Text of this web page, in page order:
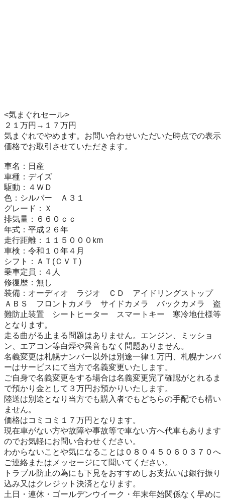
<気まぐれセール>
２１万円→１７万円
気まぐれでやめます。お問い合わせいただいた時点での表示
価格でお取引させていただきます。
車名：日産
車種：デイズ
駆動：４ＷＤ
色：シルバー　Ａ３１
グレード：Ｘ
排気量：６６０ｃｃ
年式：平成２６年
走行距離：１１５０００km
車検：令和１０年４月
シフト：ＡＴ(ＣＶＴ)
乗車定員：４人
修復歴：無し
装備：オーディオ　ラジオ　ＣＤ　アイドリングストップ
ＡＢＳ　フロントカメラ　サイドカメラ　バックカメラ　盗
難防止装置　シートヒーター　スマートキー　寒冷地仕様等
となります。
走る曲がる止まる問題はありません。エンジン、ミッショ
ン、エアコン等白煙や異音もなく問題ありません。
名義変更は札幌ナンバー以外は別途一律１万円、札幌ナンバ
ーはサービスにて当方で名義変更いたします。
ご自身で名義変更をする場合は名義変更完了確認がとれるま
で預かり金として３万円お預かりいたします。
陸送は別途となり当方でも購入者でもどちらの手配でも構い
ません。
価格はコミコミ１７万円となります。
現在車がない方や故障や事故等で車ない方へ代車もあります
のでお気軽にお問い合わせください。
わからないことや気になることは０８０４５０６０３７０へ
ご連絡またはメッセージにて聞いてください。
トラブル防止の為にも下見をおすすめしお支払いは銀行振り
込み又はクレジット決済となります。
土日・連休・ゴールデンウイーク・年末年始関係なく早めに